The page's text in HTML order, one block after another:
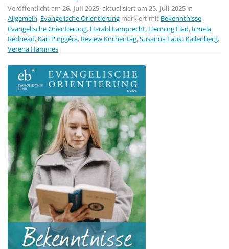
Veröffentlicht am 26. Juli 2025, aktualisiert am 25. Juli 2025 in
Allgemein, Evangelische Orientierung markiert mit Bekenntnisse,
Evangelische Orientierung, Harald Lamprecht, Henning Flad, Irmela
Redhead, Karl Pinggéra, Review Kirchentag,Susanna Faust Kallenberg,
Verena Hammes